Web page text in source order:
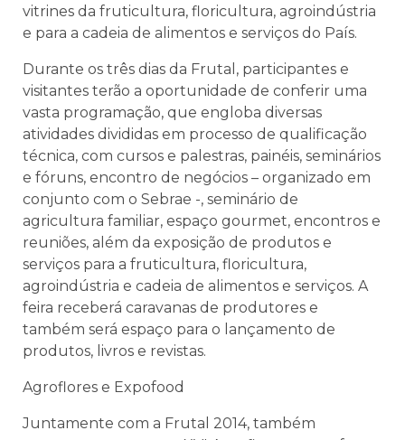
vitrines da fruticultura, floricultura, agroindústria
e para a cadeia de alimentos e serviços do País.
Durante os três dias da Frutal, participantes e
visitantes terão a oportunidade de conferir uma
vasta programação, que engloba diversas
atividades divididas em processo de qualificação
técnica, com cursos e palestras, painéis, seminários
e fóruns, encontro de negócios – organizado em
conjunto com o Sebrae -, seminário de
agricultura familiar, espaço gourmet, encontros e
reuniões, além da exposição de produtos e
serviços para a fruticultura, floricultura,
agroindústria e cadeia de alimentos e serviços. A
feira receberá caravanas de produtores e
também será espaço para o lançamento de
produtos, livros e revistas.
Agroflores e Expofood
Juntamente com a Frutal 2014, também